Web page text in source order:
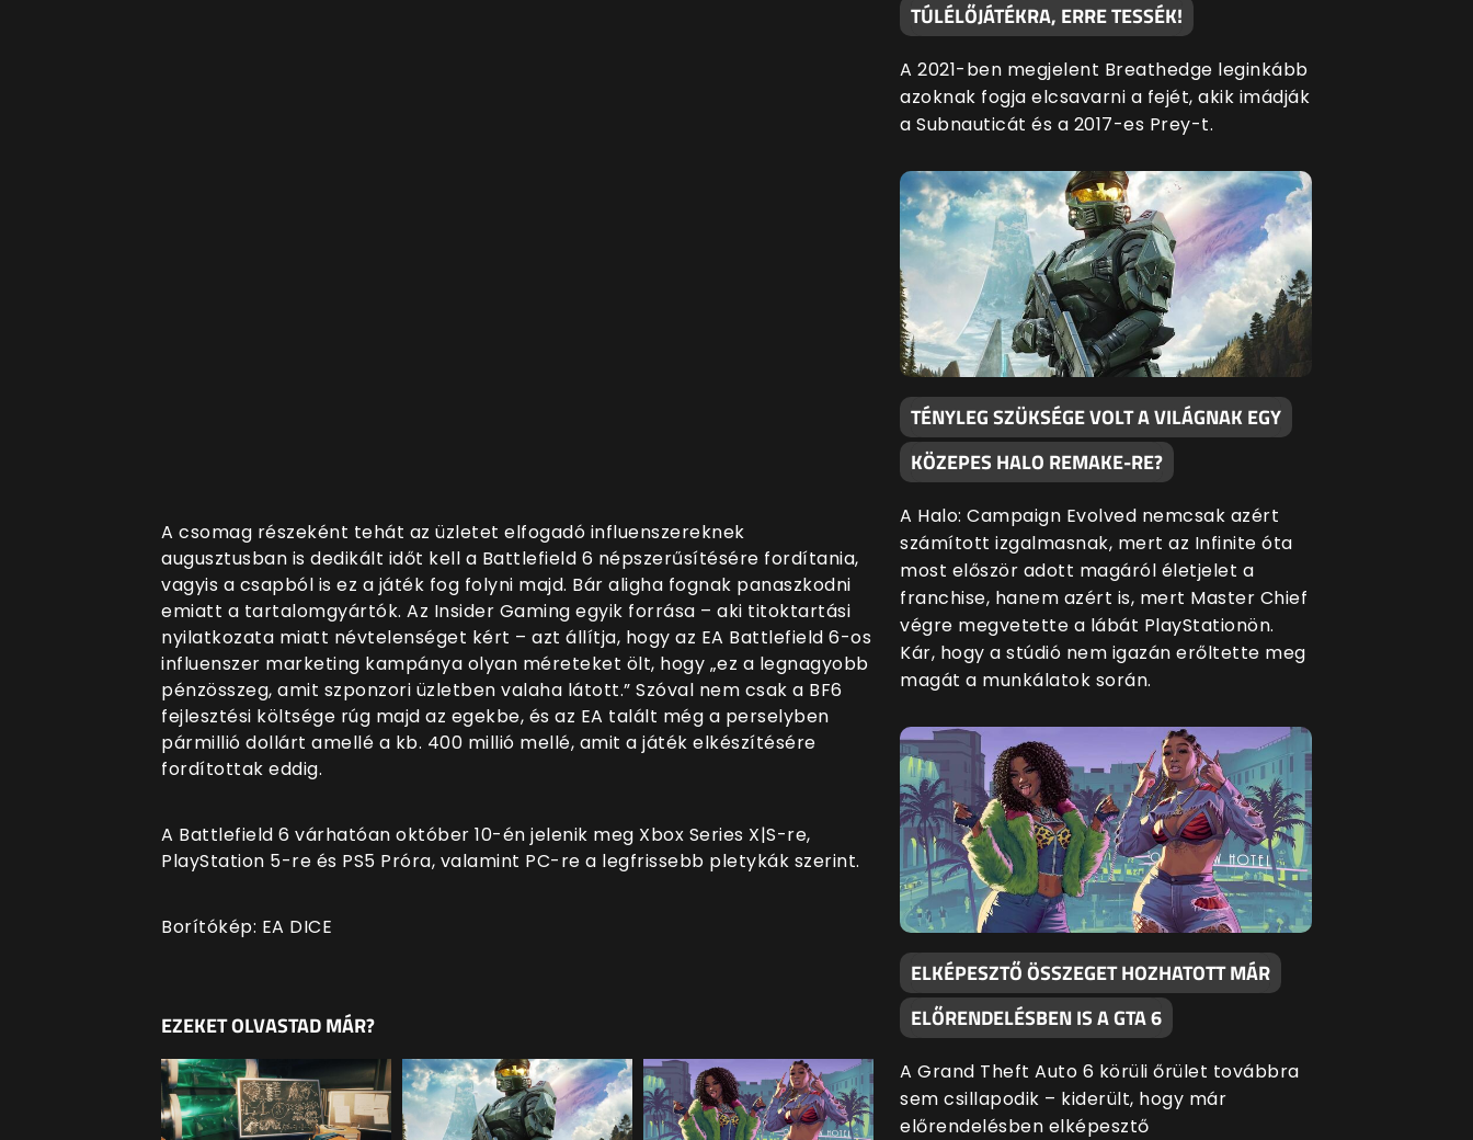
A csomag részeként tehát az üzletet elfogadó influenszereknek
augusztusban is dedikált időt kell a Battlefield 6 népszerűsítésére fordítania,
vagyis a csapból is ez a játék fog folyni majd. Bár aligha fognak panaszkodni
emiatt a tartalomgyártók. Az Insider Gaming egyik forrása – aki titoktartási
nyilatkozata miatt névtelenséget kért – azt állítja, hogy az EA Battlefield 6-os
influenszer marketing kampánya olyan méreteket ölt, hogy „ez a legnagyobb
pénzösszeg, amit szponzori üzletben valaha látott.” Szóval nem csak a BF6
fejlesztési költsége rúg majd az egekbe, és az EA talált még a perselyben
pármillió dollárt amellé a kb. 400 millió mellé, amit a játék elkészítésére
fordítottak eddig.
A Battlefield 6 várhatóan október 10-én jelenik meg Xbox Series X|S-re,
PlayStation 5-re és PS5 Próra, valamint PC-re a legfrissebb pletykák szerint.
Borítókép: EA DICE
EZEKET OLVASTAD MÁR?
TÚLÉLŐJÁTÉKRA, ERRE TESSÉK!
A 2021-ben megjelent Breathedge leginkább
azoknak fogja elcsavarni a fejét, akik imádják
a Subnauticát és a 2017-es Prey-t.
TÉNYLEG SZÜKSÉGE VOLT A VILÁGNAK EGY
KÖZEPES HALO REMAKE-RE?
A Halo: Campaign Evolved nemcsak azért
számított izgalmasnak, mert az Infinite óta
most először adott magáról életjelet a
franchise, hanem azért is, mert Master Chief
végre megvetette a lábát PlayStationön.
Kár, hogy a stúdió nem igazán erőltette meg
magát a munkálatok során.
ELKÉPESZTŐ ÖSSZEGET HOZHATOTT MÁR
ELŐRENDELÉSBEN IS A GTA 6
A Grand Theft Auto 6 körüli őrület továbbra
sem csillapodik – kiderült, hogy már
előrendelésben elképesztő